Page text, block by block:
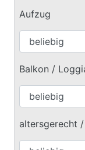
Aufzug
Balkon /
altersgerecht